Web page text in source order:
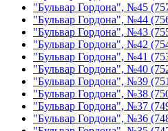
"Бульвар Гордона", №45
"Бульвар Гордона", №44
"Бульвар Гордона", №43
"Бульвар Гордона", №42
"Бульвар Гордона", №41
"Бульвар Гордона", №40
"Бульвар Гордона", №39
"Бульвар Гордона", №38
"Бульвар Гордона", №37
"Бульвар Гордона", №36